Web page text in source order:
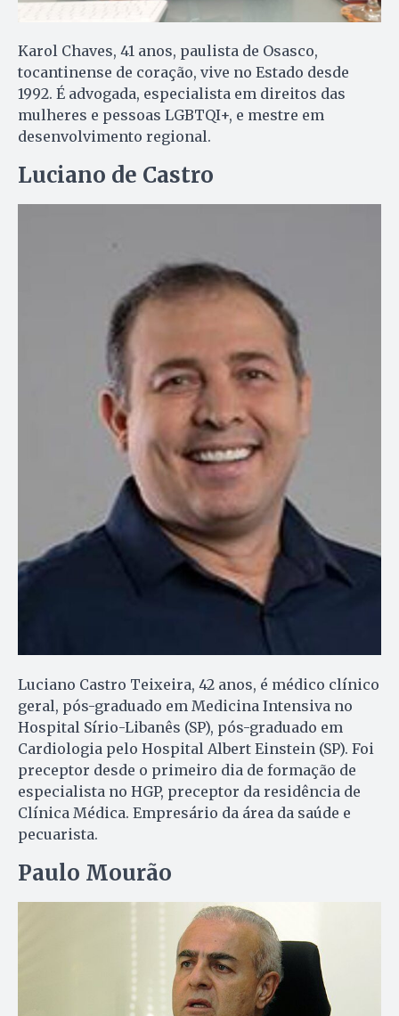
Karol Chaves, 41 anos, paulista de Osasco,
tocantinense de coração, vive no Estado desde
1992. É advogada, especialista em direitos das
mulheres e pessoas LGBTQI+, e mestre em
desenvolvimento regional.
Luciano de Castro
Luciano Castro Teixeira, 42 anos, é médico clínico
geral, pós-graduado em Medicina Intensiva no
Hospital Sírio-Libanês (SP), pós-graduado em
Cardiologia pelo Hospital Albert Einstein (SP). Foi
preceptor desde o primeiro dia de formação de
especialista no HGP, preceptor da residência de
Clínica Médica. Empresário da área da saúde e
pecuarista.
Paulo Mourão